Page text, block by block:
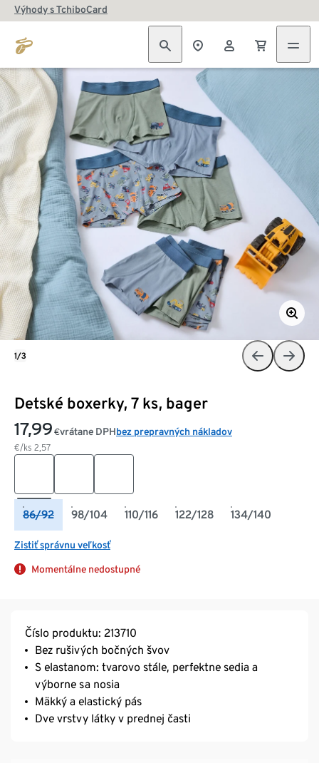
Výhody s TchiboCard
Detské boxerky, 7 ks, bager
17,99 €
€/ks 2,57
vrátane DPHbez prepravných nákladov
86/92 98/104 110/116 122/128 134/140
Zistiť správnu veľkosť
Momentálne nedostupné
1/3
Číslo produktu: 213710
Bez rušivých bočných švov
S elastanom: tvarovo stále, perfektne sedia a
výborne sa nosia
Mäkký a elastický pás
Dve vrstvy látky v prednej časti